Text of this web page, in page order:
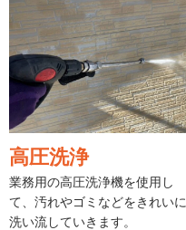
高圧洗浄
業務用の高圧洗浄機を使用し
て、汚れやゴミなどをきれいに
洗い流していきます。